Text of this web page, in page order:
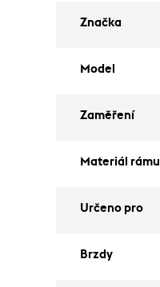
Značka
Model
Zaměření
Materiál rámu
Určeno pro
Brzdy